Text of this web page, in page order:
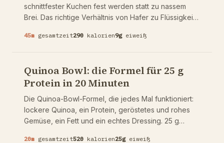
schnittfester Kuchen fest werden statt zu nassem
Brei. Das richtige Verhältnis von Hafer zu Flüssigkeit,
Minuten, ergibt 6 Stücke, je 9g Protein.
45m gesamtzeit290 kalorien9g eiweiß
Quinoa Bowl: die Formel für 25 g
Protein in 20 Minuten
Die Quinoa-Bowl-Formel, die jedes Mal funktioniert:
lockere Quinoa, ein Protein, geröstetes und rohes
Gemüse, ein Fett und ein echtes Dressing. 25 g
20m gesamtzeit520 kalorien25g eiweiß